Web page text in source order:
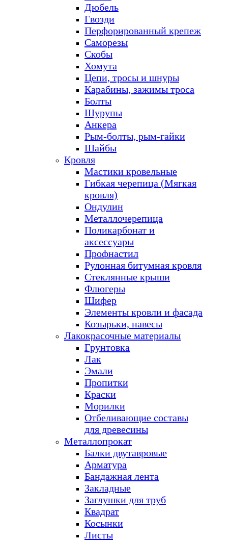
Дюбель
Гвозди
Перфорированный крепеж
Саморезы
Скобы
Хомута
Цепи, тросы и шнуры
Карабины, зажимы троса
Болты
Шурупы
Анкера
Рым-болты, рым-гайки
Шайбы
Кровля
Мастики кровельные
Гибкая черепица (Мягкая
кровля)
Ондулин
Металлочерепица
Поликарбонат и
аксессуары
Профнастил
Рулонная битумная кровля
Стеклянные крыши
Флюгеры
Шифер
Элементы кровли и фасада
Козырьки, навесы
Лакокрасочные материалы
Грунтовка
Лак
Эмали
Пропитки
Краски
Морилки
Отбеливающие составы
для древесины
Металлопрокат
Балки двутавровые
Арматура
Бандажная лента
Закладные
Заглушки для труб
Квадрат
Косынки
Листы